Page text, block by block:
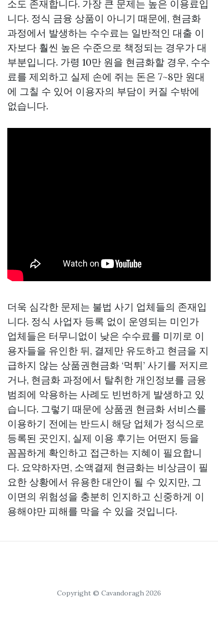
소도 존재합니다. 가장 큰 문제는 높은 이용료입
니다. 정식 금융 상품이 아니기 때문에, 현금화
과정에서 발생하는 수수료는 일반적인 대출 이
자보다 훨씬 높은 수준으로 책정되는 경우가 대
부분입니다. 가령 10만 원을 현금화할 경우, 수수
료를 제외하고 실제 손에 쥐는 돈은 7~8만 원대
에 그칠 수 있어 이용자의 부담이 커질 수밖에
없습니다.
더욱 심각한 문제는 불법 사기 업체들의 존재입
니다. 정식 사업자 등록 없이 운영되는 미인가
업체들은 터무니없이 낮은 수수료를 미끼로 이
용자들을 유인한 뒤, 결제만 유도하고 현금을 지
급하지 않는 상품권현금화 ‘먹튀’ 사기를 저지르
거나, 현금화 과정에서 탈취한 개인정보를 금융
범죄에 악용하는 사례도 빈번하게 발생하고 있
습니다. 그렇기 때문에 상품권 현금화 서비스를
이용하기 전에는 반드시 해당 업체가 정식으로
등록된 곳인지, 실제 이용 후기는 어떤지 등을
꼼꼼하게 확인하고 접근하는 지혜이 필요합니
다. 요약하자면, 소액결제 현금화는 비상금이 필
요한 상황에서 유용한 대안이 될 수 있지만, 그
이면의 위험성을 충분히 인지하고 신중하게 이
용해야만 피해를 막을 수 있을 것입니다.
Copyright © Cavandoragh 2026